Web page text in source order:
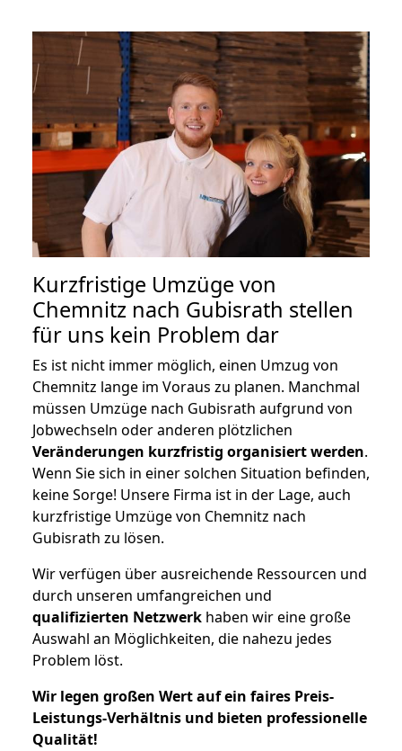
Kurzfristige Umzüge von
Chemnitz nach Gubisrath stellen
für uns kein Problem dar
Es ist nicht immer möglich, einen Umzug von
Chemnitz lange im Voraus zu planen. Manchmal
müssen Umzüge nach Gubisrath aufgrund von
Jobwechseln oder anderen plötzlichen
Veränderungen kurzfristig organisiert werden.
Wenn Sie sich in einer solchen Situation befinden,
keine Sorge! Unsere Firma ist in der Lage, auch
kurzfristige Umzüge von Chemnitz nach
Gubisrath zu lösen.
Wir verfügen über ausreichende Ressourcen und
durch unseren umfangreichen und
qualifizierten Netzwerk haben wir eine große
Auswahl an Möglichkeiten, die nahezu jedes
Problem löst.
Wir legen großen Wert auf ein faires Preis-
Leistungs-Verhältnis und bieten professionelle
Qualität!